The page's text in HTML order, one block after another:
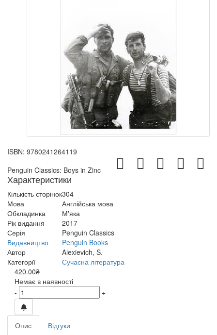
ISBN: 9780241264119
Penguin Classics: Boys in Zinc
Характеристики
Кількість сторінок304
Мова
Англійська мова
Обкладинка
М'яка
Рік видання
2017
Серія
Penguin Classics
Видавництво
Penguin Books
Автор
Alexievich, S.
Категорії
Сучасна література
420.00₴
Немає в наявності
-
+
Опис
Відгуки